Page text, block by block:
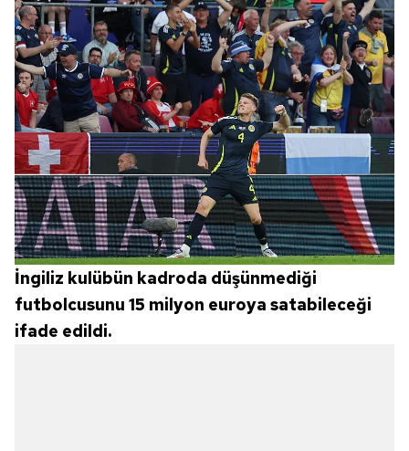
İngiliz kulübün kadroda düşünmediği
futbolcusunu 15 milyon euroya satabileceği
ifade edildi.